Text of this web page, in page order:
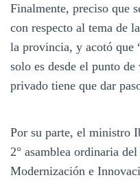
Finalmente, preciso que
con respecto al tema de
la provincia, y acotó que
solo es desde el punto
privado tiene que dar
Por su parte, el ministro
2° asamblea ordinaria
Modernización e